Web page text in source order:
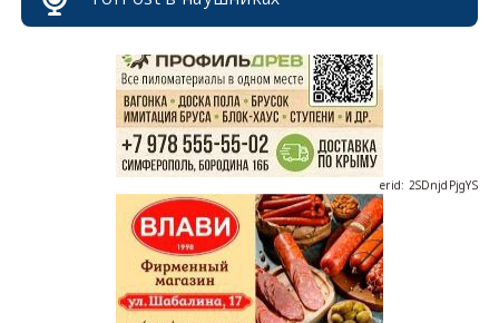
erid: 2SDnjdPjgYS
erid: 2SDnjdvhGXG